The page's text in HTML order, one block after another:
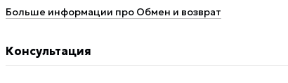
Больше информации про Обмен и возврат
Консультация